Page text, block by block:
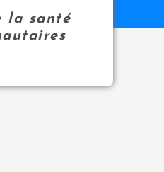
la santé